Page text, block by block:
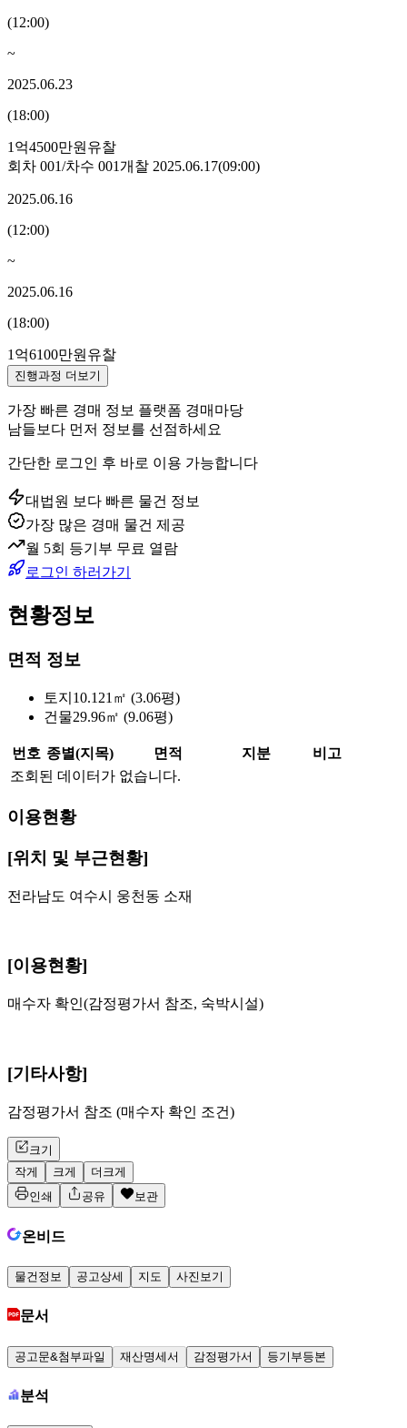
(12:00)
~
2025.06.23
(18:00)
1억4500만원 유찰
회차 001/차수 001개찰 2025.06.17(09:00)
2025.06.16
(12:00)
~
2025.06.16
(18:00)
1억6100만원 유찰
진행과정 더보기
가장 빠른 경매 정보 플랫폼 경매마당
남들보다 먼저 정보를 선점하세요
간단한 로그인 후 바로 이용 가능합니다
대법원 보다 빠른 물건 정보
가장 많은 경매 물건 제공
월 5회 등기부 무료 열람
로그인 하러가기
현황정보
면적 정보
토지 10.121㎡ (3.06평)
건물29.96㎡ (9.06평)
번호 종별(지목) 면적 지분
비고
조회된 데이터가 없습니다.
이용현황
[위치 및 부근현황]
전라남도 여수시 웅천동 소재
[이용현황]
매수자 확인(감정평가서 참조, 숙박시설)
[기타사항]
감정평가서 참조 (매수자 확인 조건)
크기
작게
크게
더크게
인쇄
공유 보관
온비드
물건정보 공고상세 지도 사진보기
문서
공고문&첨부파일 재산명세서 감정평가서 등기부등본
분석